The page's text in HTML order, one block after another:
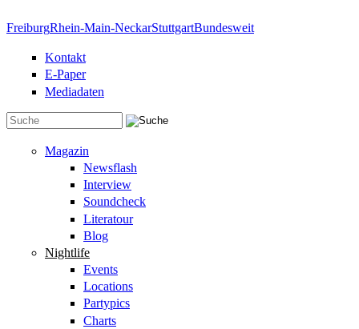
FreiburgRhein-Main-NeckarStuttgartBundesweit
Kontakt
E-Paper
Mediadaten
Magazin
Newsflash
Interview
Soundcheck
Literatour
Blog
Nightlife
Events
Locations
Partypics
Charts